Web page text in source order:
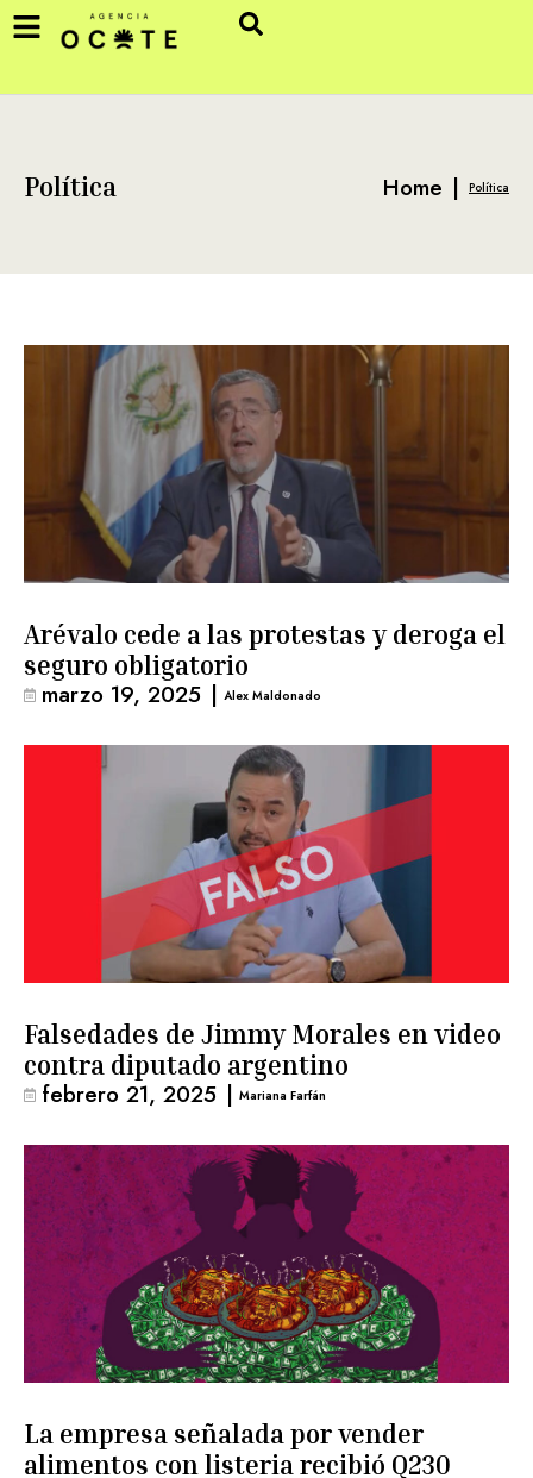
Política Home | Política
Arévalo cede a las protestas y deroga el
seguro obligatorio
marzo 19, 2025 | Alex Maldonado
Falsedades de Jimmy Morales en video
contra diputado argentino
febrero 21, 2025 | Mariana Farfán
La empresa señalada por vender
alimentos con listeria recibió Q230